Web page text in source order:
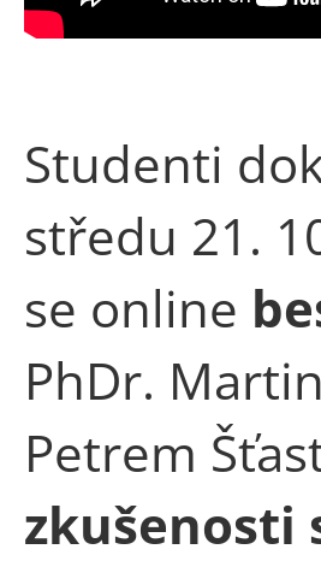
Studenti
středu 21.
se online
PhDr.
Petrem
zkušenosti